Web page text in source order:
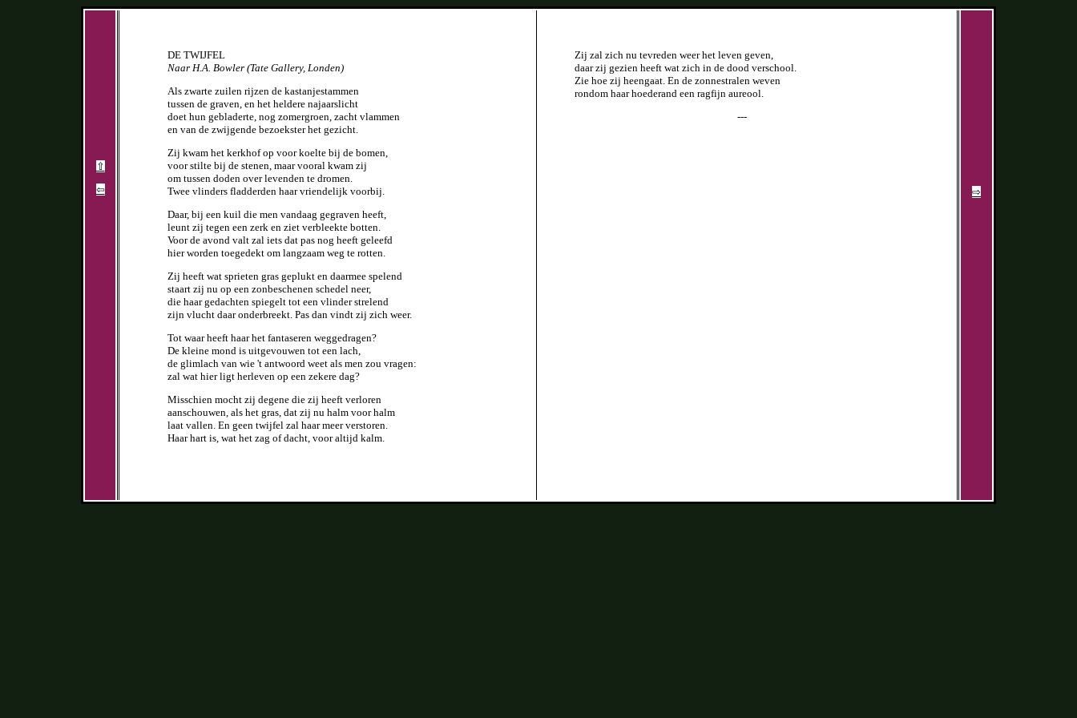
⇧
⇦
DE TWIJFEL
Naar H.A. Bowler (Tate Gallery, Londen)
Als zwarte zuilen rijzen de kastanjestammen
tussen de graven, en het heldere najaarslicht
doet hun gebladerte, nog zomergroen, zacht vlammen
en van de zwijgende bezoekster het gezicht.
Zij kwam het kerkhof op voor koelte bij de bomen,
voor stilte bij de stenen, maar vooral kwam zij
om tussen doden over levenden te dromen.
Twee vlinders fladderden haar vriendelijk voorbij.
Daar, bij een kuil die men vandaag gegraven heeft,
leunt zij tegen een zerk en ziet verbleekte botten.
Voor de avond valt zal iets dat pas nog heeft geleefd
hier worden toegedekt om langzaam weg te rotten.
Zij heeft wat sprieten gras geplukt en daarmee spelend
staart zij nu op een zonbeschenen schedel neer,
die haar gedachten spiegelt tot een vlinder strelend
zijn vlucht daar onderbreekt. Pas dan vindt zij zich weer.
Tot waar heeft haar het fantaseren weggedragen?
De kleine mond is uitgevouwen tot een lach,
de glimlach van wie 't antwoord weet als men zou vragen:
zal wat hier ligt herleven op een zekere dag?
Misschien mocht zij degene die zij heeft verloren
aanschouwen, als het gras, dat zij nu halm voor halm
laat vallen. En geen twijfel zal haar meer verstoren.
Haar hart is, wat het zag of dacht, voor altijd kalm.
Zij zal zich nu tevreden weer het leven geven,
daar zij gezien heeft wat zich in de dood verschool.
Zie hoe zij heengaat. En de zonnestralen weven
rondom haar hoederand een ragfijn aureool.
---
⇨